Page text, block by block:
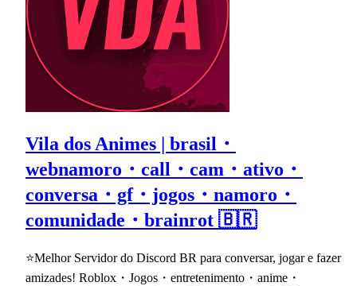
Vila dos Animes | brasil・
webnamoro・call・cam・ativo・
conversa・gf・jogos・namoro・
comunidade・brainrot 🇧🇷
⭐Melhor Servidor do Discord BR para conversar, jogar e fazer
amizades! Roblox・Jogos・entretenimento・anime・